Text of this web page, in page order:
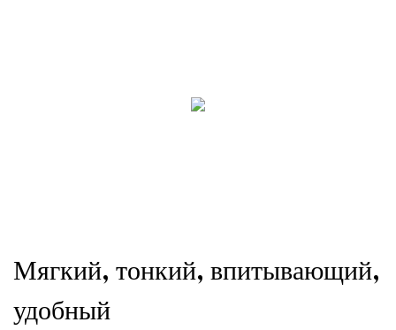
Мягкий, тонкий, впитывающий,
удобный